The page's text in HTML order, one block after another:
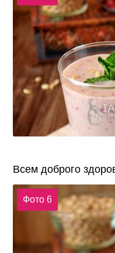
Всем доброго
Фото 6